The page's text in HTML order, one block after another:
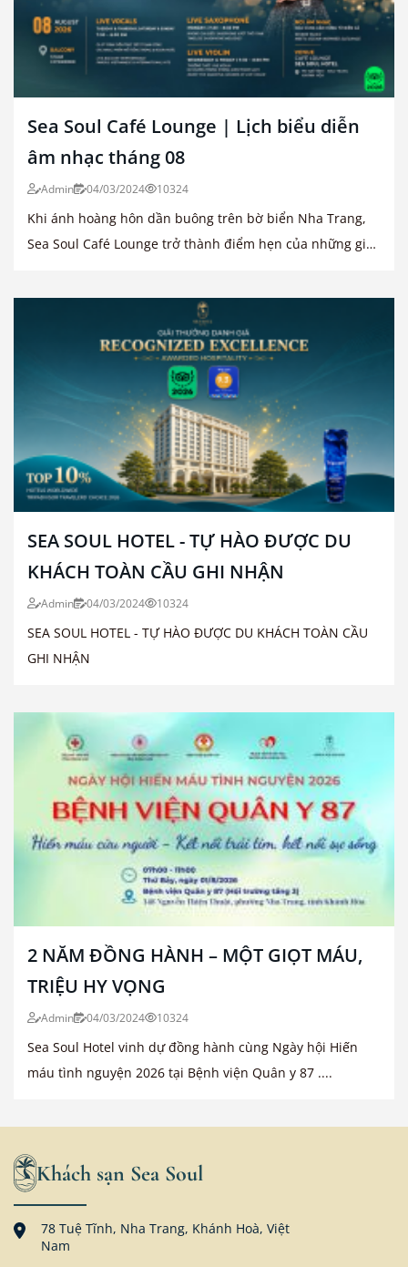
Sea Soul Café Lounge | Lịch biểu diễn
âm nhạc tháng 08
Admin 04/03/2024 10324
Khi ánh hoàng hôn dần buông trên bờ biển Nha Trang,
Sea Soul Café Lounge trở thành điểm hẹn của những giai
SEA SOUL HOTEL - TỰ HÀO ĐƯỢC DU
KHÁCH TOÀN CẦU GHI NHẬN
Admin 04/03/2024 10324
SEA SOUL HOTEL - TỰ HÀO ĐƯỢC DU KHÁCH TOÀN CẦU
GHI NHẬN
2 NĂM ĐỒNG HÀNH – MỘT GIỌT MÁU,
TRIỆU HY VỌNG
Admin 04/03/2024 10324
Sea Soul Hotel vinh dự đồng hành cùng Ngày hội Hiến
máu tình nguyện 2026 tại Bệnh viện Quân y 87 ....
Khách sạn Sea Soul
78 Tuệ Tĩnh, Nha Trang, Khánh Hoà, Việt
Nam